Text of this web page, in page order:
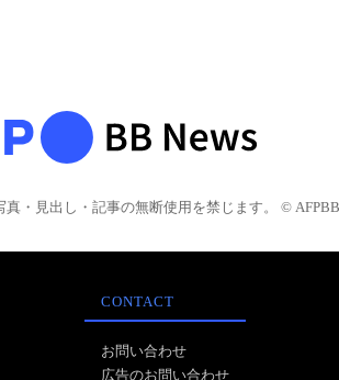
真・見出し・記事の無断使用を禁じます。 © AFPBB
CONTACT
お問い合わせ
広告のお問い合わせ